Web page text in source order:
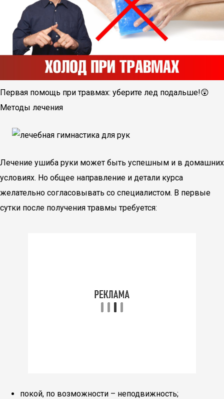
Первая помощь при травмах: уберите лед подальше!😲
Методы лечения
Лечение ушиба руки может быть успешным и в домашних
условиях. Но общее направление и детали курса
желательно согласовывать со специалистом. В первые
сутки после получения травмы требуется:
покой, по возможности – неподвижность;